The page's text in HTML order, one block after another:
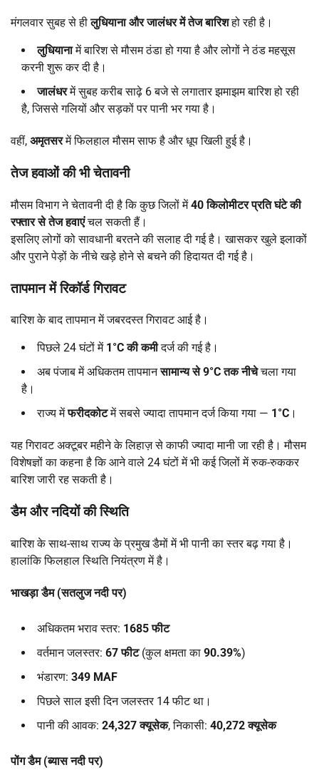
मंगलवार सुबह से हीलुधियाना और जालंधर में तेज बारिशहो रही है।
लुधियानामें बारिश से मौसम ठंडा हो गया है और लोगों ने ठंड महसूस
करनी शुरू कर दी है।
जालंधरमें सुबह करीब साढ़े 6 बजे से लगातार झमाझम बारिश हो रही
है, जिससे गलियों और सड़कों पर पानी भर गया है।
वहीं, अमृतसरमें फिलहाल मौसम साफ है और धूप खिली हुई है।
तेज हवाओं की भी चेतावनी
मौसम विभाग ने चेतावनी दी है कि कुछ जिलों में40किलोमीटर प्रति घंटे की
रफ्तार से तेज हवाएंचल सकती हैं।
इसलिए लोगों को सावधानी बरतने की सलाह दी गई है। खासकर खुले इलाकों
और पुराने पेड़ों के नीचे खड़े होने से बचने की हिदायत दी गई है।
तापमान में रिकॉर्ड गिरावट
बारिश के बाद तापमान में जबरदस्त गिरावट आई है।
पिछले 24 घंटों में 1°Cकी कमीदर्ज की गई है।
अब पंजाब में अधिकतम तापमानसामान्य से9°Cतक नीचेचला गया
है।
राज्य मेंफरीदकोटमें सबसे ज्यादा तापमान दर्ज किया गया — 1°C ।
यह गिरावट अक्टूबर महीने के लिहाज़ से काफी ज्यादा मानी जा रही है। मौसम
विशेषज्ञों का कहना है कि आने वाले 24 घंटों में भी कई जिलों में रुक-रुककर
बारिश जारी रह सकती है।
डैम और नदियों की स्थिति
बारिश के साथ-साथ राज्य के प्रमुख डैमों में भी पानी का स्तर बढ़ गया है।
हालांकि फिलहाल स्थिति नियंत्रण में है।
भाखड़ा डैम (सतलुज नदी पर)
अधिकतम भराव स्तर: 1685फीट
वर्तमान जलस्तर: 67फीट(कुल क्षमता का 90.39%)
भंडारण: 349 MAF
पिछले साल इसी दिन जलस्तर 14 फीट था।
पानी की आवक: 24,327क्यूसेक, निकासी: 40,272क्यूसेक
पोंग डैम (ब्यास नदी पर)